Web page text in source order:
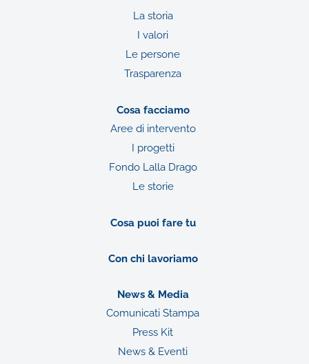
La storia
I valori
Le persone
Trasparenza
Cosa facciamo
Aree di intervento
I progetti
Fondo Lalla Drago
Le storie
Cosa puoi fare tu
Con chi lavoriamo
News & Media
Comunicati Stampa
Press Kit
News & Eventi